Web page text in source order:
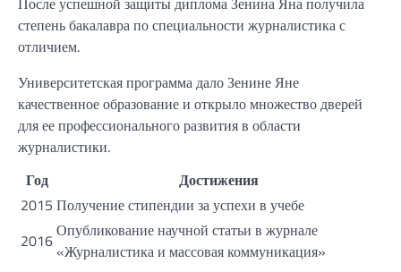
степень бакалавра по специальности журналистика с
отличием.
Университетская программа дало Зенине Яне
качественное образование и открыло множество дверей
для ее профессионального развития в области
журналистики.
Год
Достижения
2015 Получение стипендии за успехи в учебе
2016Опубликование научной статьи в журнале
«Журналистика и массовая коммуникация»